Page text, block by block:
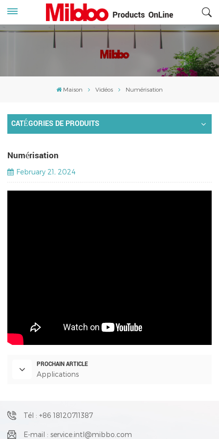
Maison Vidéos Numérisation
CATÉGORIES DE PRODUITS
Numérisation
February 21, 2024
PROCHAIN ARTICLE
Applications
Tél : +86 18120711387
E-mail : service.intl@mibbo.com